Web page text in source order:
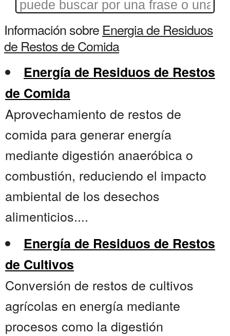
Información sobre Energia de Residuos
de Restos de Comida
Energía de Residuos de Restos
de Comida
Aprovechamiento de restos de
comida para generar energía
mediante digestión anaeróbica o
combustión, reduciendo el impacto
ambiental de los desechos
alimenticios....
Energía de Residuos de Restos
de Cultivos
Conversión de restos de cultivos
agrícolas en energía mediante
procesos como la digestión